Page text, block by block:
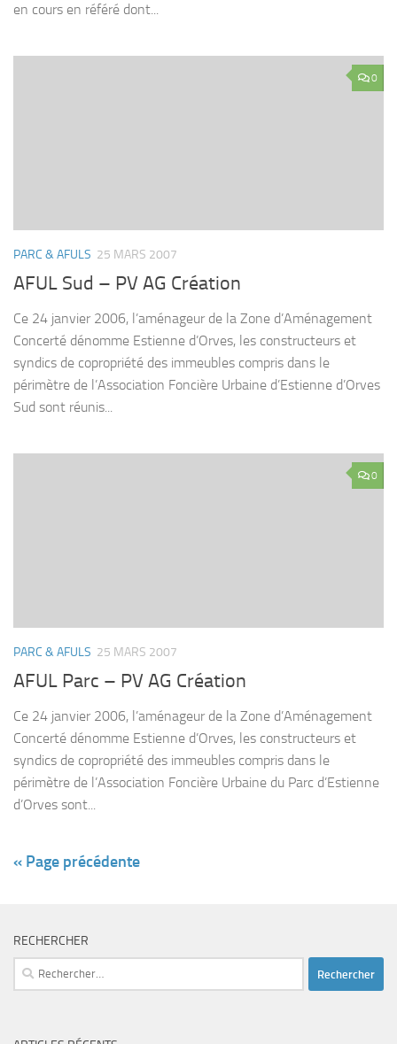
en cours en référé dont...
0
PARC & AFULS 25 MARS 2007
AFUL Sud – PV AG Création
Ce 24 janvier 2006, l’aménageur de la Zone d’Aménagement
Concerté dénomme Estienne d’Orves, les constructeurs et
syndics de copropriété des immeubles compris dans le
périmètre de l’Association Foncière Urbaine d’Estienne d’Orves
Sud sont réunis...
0
PARC & AFULS 25 MARS 2007
AFUL Parc – PV AG Création
Ce 24 janvier 2006, l’aménageur de la Zone d’Aménagement
Concerté dénomme Estienne d’Orves, les constructeurs et
syndics de copropriété des immeubles compris dans le
périmètre de l’Association Foncière Urbaine du Parc d’Estienne
d’Orves sont...
« Page précédente
RECHERCHER
Rechercher :